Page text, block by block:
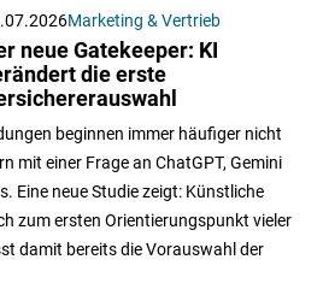
Marketing & Vertrieb
neue Gatekeeper: KI
die erste
beginnen immer häufiger nicht
mit einer Frage an ChatGPT, Gemini
Eine neue Studie zeigt: Künstliche
zum ersten Orientierungspunkt vieler
damit bereits die Vorauswahl der